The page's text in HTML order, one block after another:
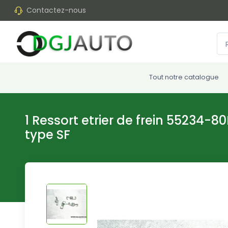
Contactez-nous
Tout notre catalogue
1 Ressort etrier de frein 55234-
type SF